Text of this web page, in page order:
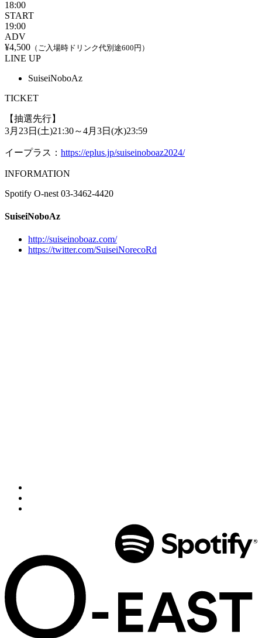
18:00
START
19:00
ADV
¥4,500 （ご入場時ドリンク代別途600円）
LINE UP
SuiseiNoboAz
TICKET
【抽選先行】
3月23日(土)21:30～4月3日(水)23:59
イープラス： https://eplus.jp/suiseinoboaz2024/
INFORMATION
Spotify O-nest 03-3462-4420
SuiseiNoboAz
http://suiseinoboaz.com/
https://twitter.com/SuiseiNorecoRd